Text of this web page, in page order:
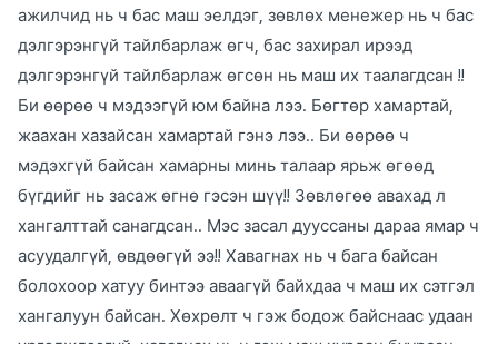
ажилчид нь ч бас маш эелдэг, зөвлөх менежер нь ч бас
дэлгэрэнгүй тайлбарлаж өгч, бас захирал ирээд
дэлгэрэнгүй тайлбарлаж өгсөн нь маш их таалагдсан !!
Би өөрөө ч мэдээгүй юм байна лээ. Бөгтөр хамартай,
жаахан хазайсан хамартай гэнэ лээ.. Би өөрөө ч
мэдэхгүй байсан хамарны минь талаар ярьж өгөөд
бүгдийг нь засаж өгнө гэсэн шүү!! Зөвлөгөө авахад л
хангалттай санагдсан.. Мэс засал дууссаны дараа ямар ч
асуудалгүй, өвдөөгүй ээ!! Хавагнах нь ч бага байсан
болохоор хатуу бинтээ аваагүй байхдаа ч маш их сэтгэл
хангалуун байсан. Хөхрөлт ч гэж бодож байснаас удаан